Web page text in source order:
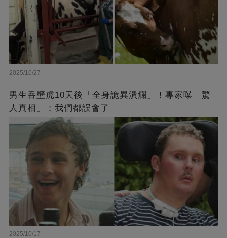
2025/10/27
男生吞壁虎10天後「全身詭異潰爛」！專家曝「驚
人真相」：我們都誤會了
2025/10/17